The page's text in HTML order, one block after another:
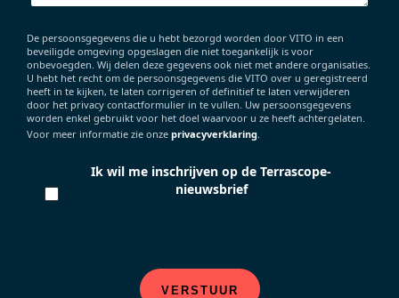
De persoonsgegevens die u hebt bezorgd worden door VITO in een
beveiligde omgeving opgeslagen die niet toegankelijk is voor
onbevoegden. Wij delen deze gegevens ook niet met andere organisaties.
U hebt het recht om de persoonsgegevens die VITO over u geregistreerd
heeft in te kijken, te laten corrigeren of definitief te laten verwijderen
door het privacy contactformulier in te vullen. Uw persoonsgegevens
worden enkel gebruikt voor het doel waarvoor u ze heeft achtergelaten.
Voor meer informatie zie onze privacyverklaring.
Ik wil me inschrijven op de Terrascope-
nieuwsbrief
VERSTUUR